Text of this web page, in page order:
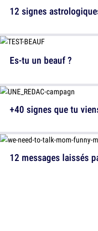
12 signes
12 messages laissés
Es-tu un beauf ?
+40 signes que tu